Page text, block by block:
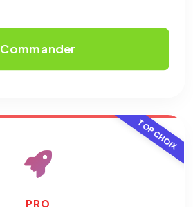
Commander
TOP CHOIX
PRO